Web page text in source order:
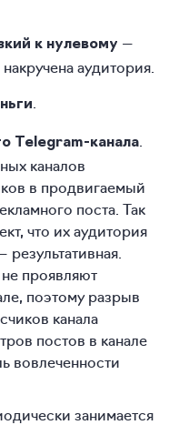
к нулевому —
аудитория.
Telegram-канала
каналов
в продвигаемый
поста. Так
что их аудитория
проявляют
поэтому разрыв
канала
постов в канале
вовлеченности
занимается